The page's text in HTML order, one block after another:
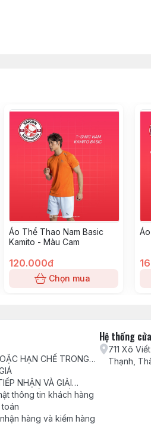
Áo Thể Thao Nam Basic
Kamito - Màu Cam
120.000đ
Chọn mua
HẠN CHẾ TRONG
HÓA, DỊCH VỤ
NHẬN VÀ GIẢI
YÊU CẦU, KHIẾU NẠI
thông tin khách hàng
hàng và kiểm hàng
Hệ thống
711 Xô
Thạnh,